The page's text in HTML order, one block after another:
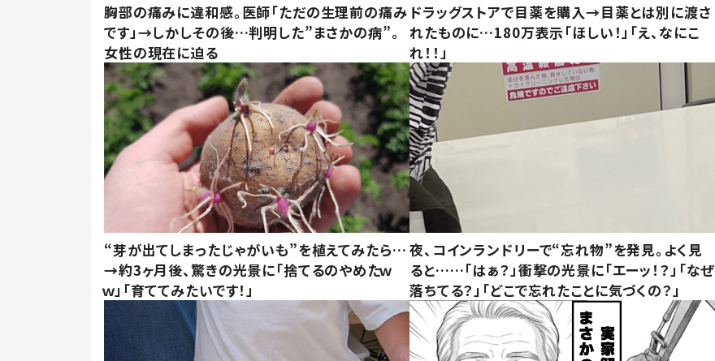
胸部の痛みに違和感。医師「ただの生理前の痛み
です」→しかしその後…判明した”まさかの病”。
女性の現在に迫る
ドラッグストアで目薬を購入→目薬とは別に渡さ
れたものに…180万表示「ほしい！」「え、なにこ
れ！！」
“芽が出てしまったじゃがいも”を植えてみたら…
→約3ヶ月後、驚きの光景に「捨てるのやめたｗ
ｗ」「育ててみたいです！」
夜、コインランドリーで“忘れ物”を発見。よく見
ると……「はぁ？」衝撃の光景に「エーッ！？」「なぜ
落ちてる？」「どこで忘れたことに気づくの？」